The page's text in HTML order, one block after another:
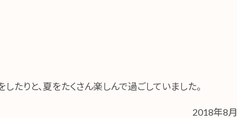
たりと、夏をたくさん楽しんで過ごしていました。
2018年8月